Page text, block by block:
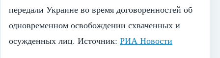
передали Украине во время договоренностей об
одновременном освобождении схваченных и
осужденных лиц. Источник: РИА Новости